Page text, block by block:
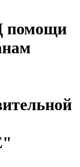
помощи